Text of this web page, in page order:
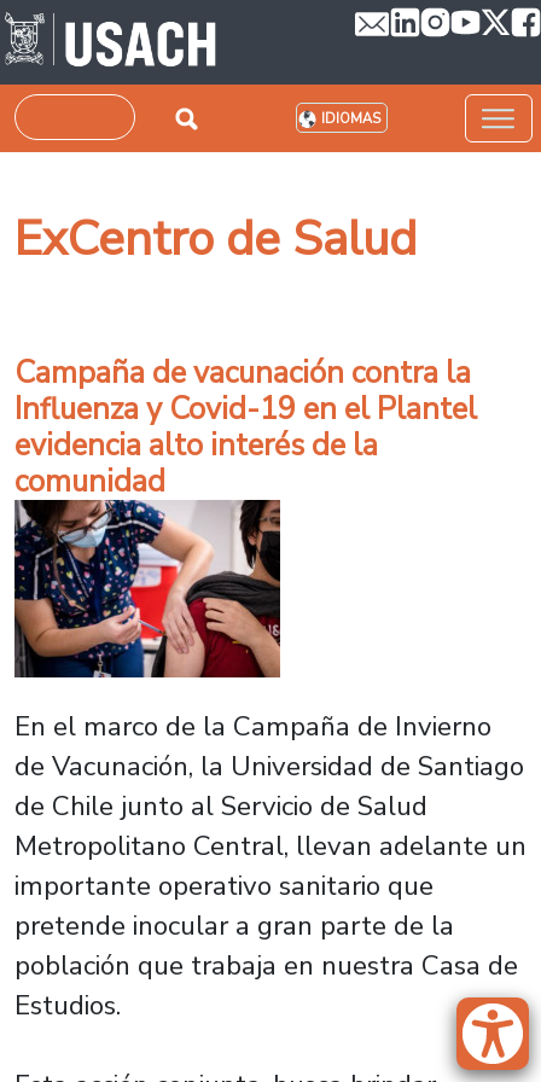
Pasar al contenido principal
Buscar IDIOMAS
ExCentro de Salud
Campaña de vacunación contra la
Influenza y Covid-19 en el Plantel
evidencia alto interés de la
comunidad
En el marco de la Campaña de Invierno
de Vacunación, la Universidad de Santiago
de Chile junto al Servicio de Salud
Metropolitano Central, llevan adelante un
importante operativo sanitario que
pretende inocular a gran parte de la
población que trabaja en nuestra Casa de
Estudios.